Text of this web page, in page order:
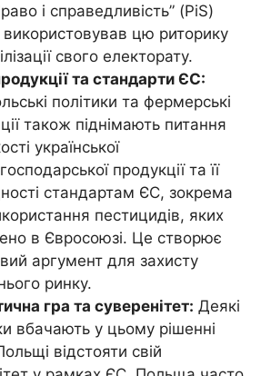
і справедливість” (PiS)
використовував цю риторику
свого електорату.
та стандарти ЄС:
політики та фермерські
також піднімають питання
української
продукції та її
стандартам ЄС, зокрема
пестицидів, яких
в Євросоюзі. Це створює
аргумент для захисту
ринку.
гра та суверенітет: Деякі
вбачають у цьому рішенні
відстояти свій